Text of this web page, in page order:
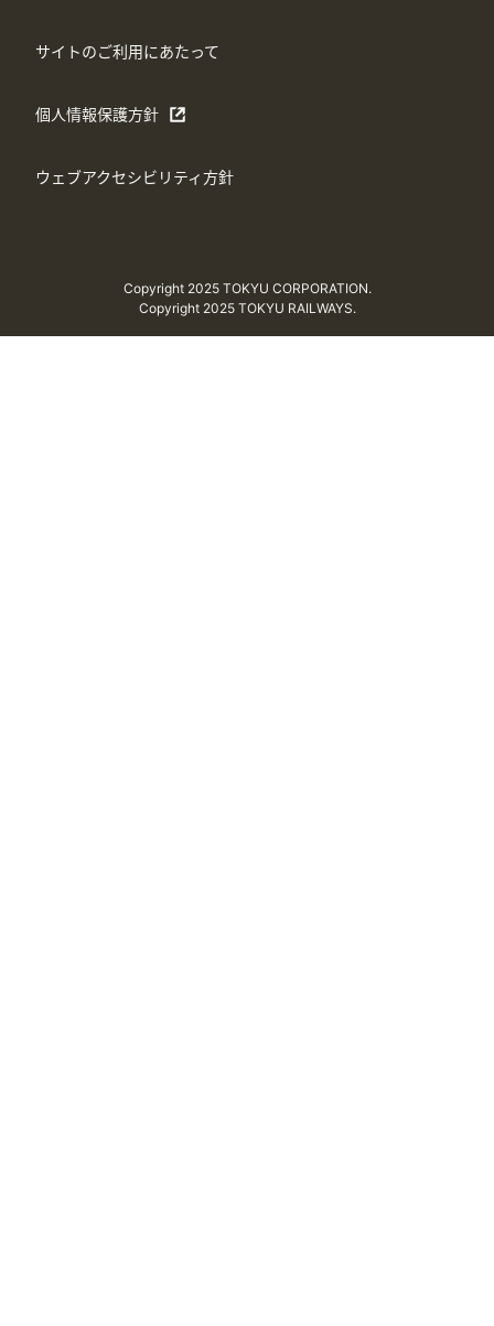
サイトのご利用にあたって
個人情報保護方針
ウェブアクセシビリティ方針
Copyright 2025 TOKYU CORPORATION.
Copyright 2025 TOKYU RAILWAYS.